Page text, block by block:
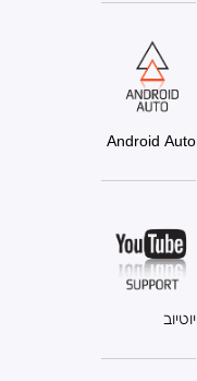
Android Auto
יוטיוב